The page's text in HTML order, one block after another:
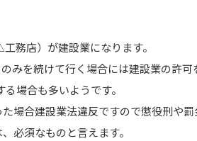
務店）が建設業になります。
を続けて行く場合には建設業の許可
場合も多いようです。
場合建設業法違反ですので懲役刑や
必須なものと言えます。